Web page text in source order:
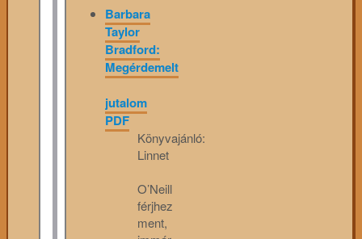
Barbara
Taylor
Bradford:
Megérdemelt
jutalom
PDF
Könyvajánló:
Linnet
O’Neill
férjhez
ment,